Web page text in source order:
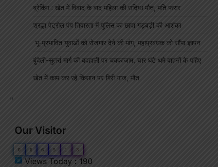
ब्रेकिंग : खेत में विवाद के बाद महिला की संदिग्ध मौत, पति फरार
श्रद्धा पेट्रोल पंप तिवारता में पुलिस का छापा गड़बड़ी की आशंका
भू-प्रभावित युवाओं को रोजगार देने की मांग, महाप्रबंधक को सौंपा ज्ञापन
बुंदेली-सुतर्रा मार्ग की बदहाली पर चक्काजाम, चार घंटे थमे वाहनों के पहिए
खेत में काम कर रहे किसान पर गिरी गाज, मौत
"
Our Visitor
0 6 6 5 1 3
Views Today : 190